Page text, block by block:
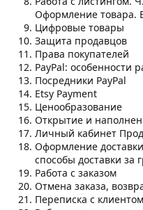
Оформление товара.
Цифровые товары
Защита продавцов
Права покупателей
PayPal: особенности
Посредники PayPal
Etsy Payment
Ценообразование
Открытие и
Личный кабинет
Оформление
способы доставки за
Работа с заказом
Отмена заказа,
Переписка с